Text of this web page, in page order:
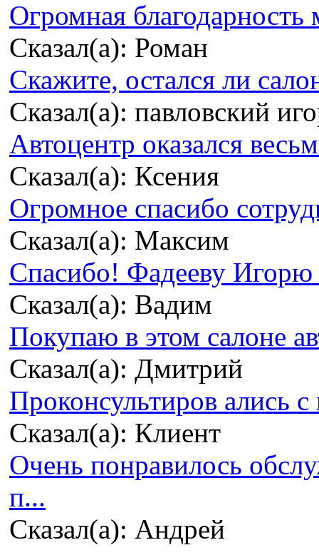
Огромная благодарность
Сказал(а): Роман
Скажите, остался ли
Сказал(а): павловский
Автоцентр оказался
Сказал(а): Ксения
Огромное спасибо
Сказал(а): Максим
Спасибо! Фадееву Игорю
Сказал(а): Вадим
Покупаю в этом салоне
Сказал(а): Дмитрий
Проконсультиров ались
Сказал(а): Клиент
Очень понравилось
п...
Сказал(а): Андрей